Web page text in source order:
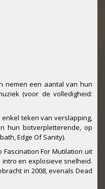
nemen een aantal van hun
(voor de volledigheid:
teken van verslapping,
hun botverpletterende, op
Edge Of Sanity).
For Mutilation uit
en explosieve snelheid.
in 2008, evenals Dead